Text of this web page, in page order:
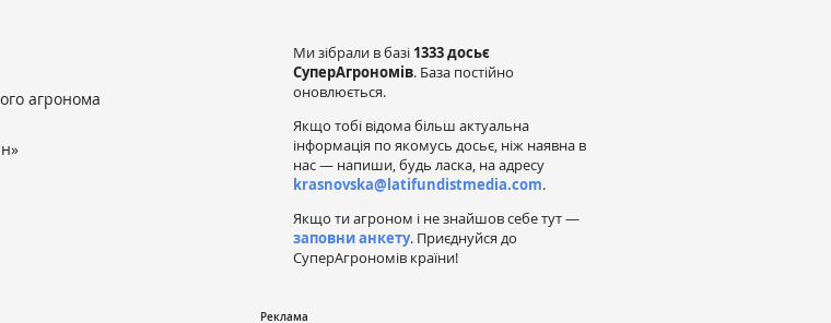
агронома
Ми зібрали в базі 1333 досьє
СуперАгрономів. База постійно
оновлюється.
Якщо тобі відома більш актуальна
інформація по якомусь досьє, ніж наявна в
нас — напиши, будь ласка, на адресу
krasnovska@latifundistmedia.com.
Якщо ти агроном і не знайшов себе тут —
заповни анкету. Приєднуйся до
СуперАгрономів країни!